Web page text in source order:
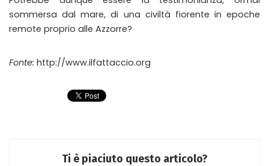
sommersa dal mare, di una civiltà fiorente in epoche
remote proprio alle Azzorre?
Fonte: http://www.ilfattaccio.org
Ti è piaciuto questo articolo?